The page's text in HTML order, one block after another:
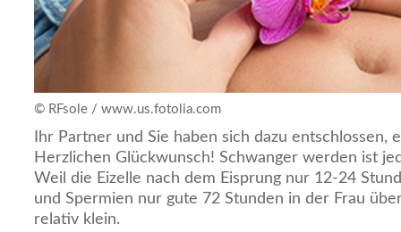
© RFsole / www.us.fotolia.com
Ihr Partner und Sie haben sich dazu entschlossen,
Herzlichen Glückwunsch! Schwanger werden ist
Weil die Eizelle nach dem Eisprung nur 12-24
und Spermien nur gute 72 Stunden in der Frau
relativ klein.